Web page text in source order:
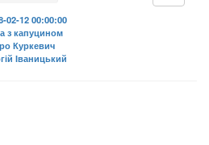
02-12 00:00:00
з капуцином
Куркевич
Іваницький